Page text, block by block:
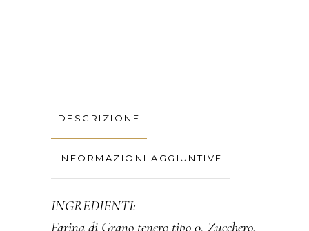
DESCRIZIONE
INFORMAZIONI AGGIUNTIVE
INGREDIENTI:
Farina di Grano tenero tipo 0, Zucchero,